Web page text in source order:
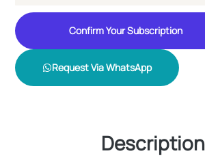
Confirm Your Subscription
Request Via WhatsApp
Description